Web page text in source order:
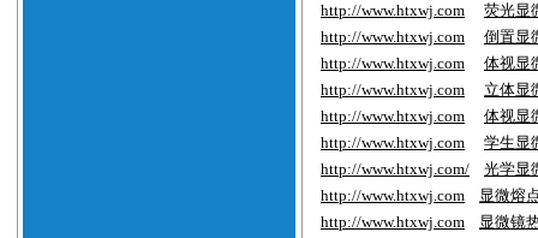
http://www.htxwj.com
荧光显
http://www.htxwj.com
倒置显
http://www.htxwj.com
体视显
http://www.htxwj.com
立体显
http://www.htxwj.com
体视显
http://www.htxwj.com
学生显
http://www.htxwj.com/
光学显
http://www.htxwj.com
显微熔
http://www.htxwj.com
显微镜